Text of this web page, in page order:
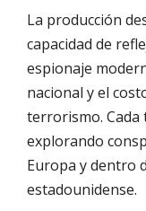
La producción
capacidad de
espionaje
nacional y el
terrorismo. Cada
explorando
Europa y dentro
estadounidense.